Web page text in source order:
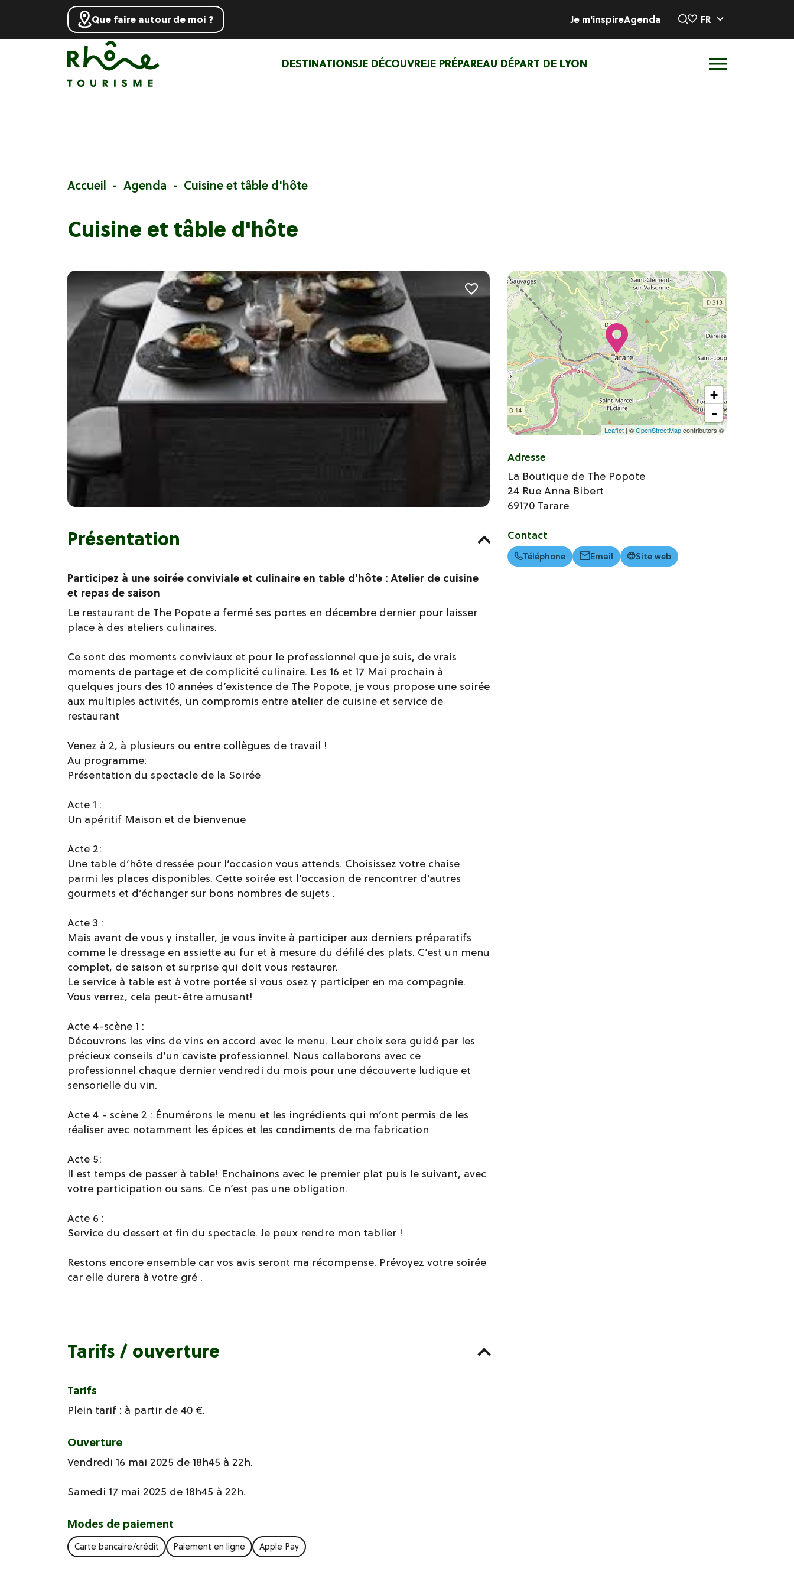
DESTINATIONSJE DÉCOUVREJE PRÉPAREAU DÉPART DE LYON
Que faire autour de moi ? Je m'inspireAgenda FR
Accueil Agenda Cuisine et tâble d'hôte
Cuisine et tâble d'hôte
Présentation
Participez à une soirée conviviale et culinaire en table d'hôte : Atelier de cuisine
et repas de saison
Le restaurant de The Popote a fermé ses portes en décembre dernier pour laisser
place à des ateliers culinaires.
Ce sont des moments conviviaux et pour le professionnel que je suis, de vrais
moments de partage et de complicité culinaire. Les 16 et 17 Mai prochain à
quelques jours des 10 années d’existence de The Popote, je vous propose une soirée
aux multiples activités, un compromis entre atelier de cuisine et service de
restaurant
Venez à 2, à plusieurs ou entre collègues de travail !
Au programme:
Présentation du spectacle de la Soirée
Acte 1 :
Un apéritif Maison et de bienvenue
Acte 2:
Une table d’hôte dressée pour l’occasion vous attends. Choisissez votre chaise
parmi les places disponibles. Cette soirée est l’occasion de rencontrer d’autres
gourmets et d’échanger sur bons nombres de sujets .
Acte 3 :
Mais avant de vous y installer, je vous invite à participer aux derniers préparatifs
comme le dressage en assiette au fur et à mesure du défilé des plats. C’est un menu
complet, de saison et surprise qui doit vous restaurer.
Le service à table est à votre portée si vous osez y participer en ma compagnie.
Vous verrez, cela peut-être amusant!
Acte 4-scène 1 :
Découvrons les vins de vins en accord avec le menu. Leur choix sera guidé par les
précieux conseils d’un caviste professionnel. Nous collaborons avec ce
professionnel chaque dernier vendredi du mois pour une découverte ludique et
sensorielle du vin.
Acte 4 - scène 2 : Énumérons le menu et les ingrédients qui m’ont permis de les
réaliser avec notamment les épices et les condiments de ma fabrication
Acte 5:
Il est temps de passer à table! Enchainons avec le premier plat puis le suivant, avec
votre participation ou sans. Ce n’est pas une obligation.
Acte 6 :
Service du dessert et fin du spectacle. Je peux rendre mon tablier !
Restons encore ensemble car vos avis seront ma récompense. Prévoyez votre soirée
car elle durera à votre gré .
Tarifs / ouverture
Tarifs
Plein tarif : à partir de 40 €.
Ouverture
Vendredi 16 mai 2025 de 18h45 à 22h.
Samedi 17 mai 2025 de 18h45 à 22h.
Modes de paiement
Carte bancaire/crédit Paiement en ligne Apple Pay
+
-
Leaflet | ©OpenStreetMapcontributors ©
Adresse
La Boutique de The Popote
24 Rue Anna Bibert
69170 Tarare
Contact
Téléphone Email Site web